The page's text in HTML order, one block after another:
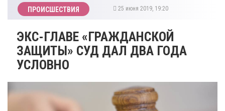
ПРОИСШЕСТВИЯ 25 июня 2019, 19:20
ЭКС-ГЛАВЕ «ГРАЖДАНСКОЙ
ЗАЩИТЫ» СУД ДАЛ ДВА ГОДА
УСЛОВНО